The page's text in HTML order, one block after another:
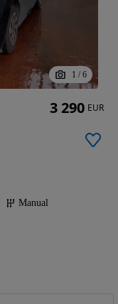
1 / 6
Manual
3 290 EUR